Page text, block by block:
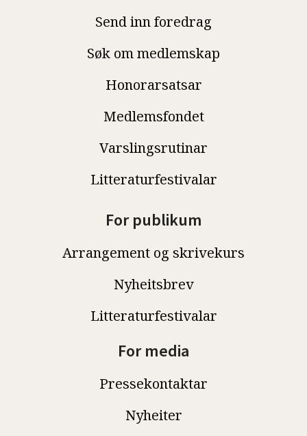
Send inn foredrag
Søk om medlemskap
Honorarsatsar
Medlemsfondet
Varslingsrutinar
Litteraturfestivalar
For publikum
Arrangement og skrivekurs
Nyheitsbrev
Litteraturfestivalar
For media
Pressekontaktar
Nyheiter